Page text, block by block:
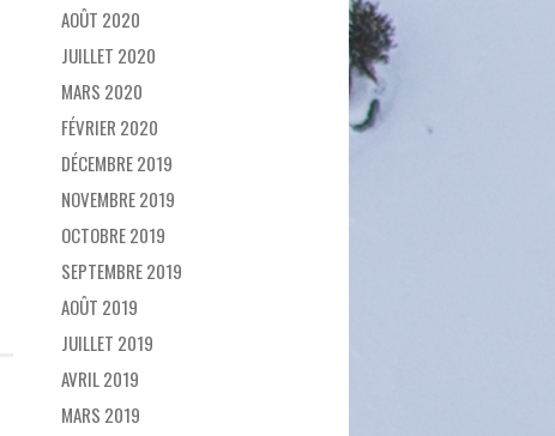
AOÛT 2020
JUILLET 2020
MARS 2020
FÉVRIER 2020
DÉCEMBRE 2019
NOVEMBRE 2019
OCTOBRE 2019
SEPTEMBRE 2019
AOÛT 2019
JUILLET 2019
AVRIL 2019
MARS 2019